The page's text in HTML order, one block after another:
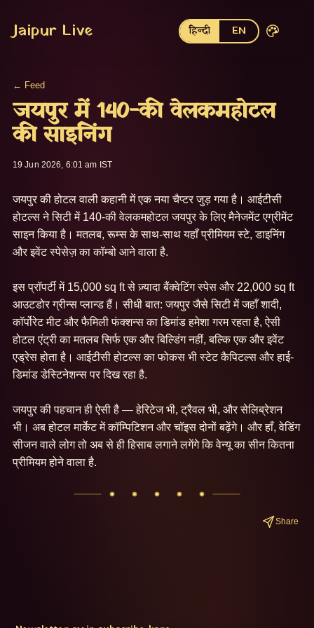
Jaipur Live हिन्दी EN
← Feed
जयपुर में 140-की वेलकमहोटल
की साइनिंग
19 Jun 2026, 6:01 am IST
जयपुर की होटल वाली कहानी में एक नया चैप्टर जुड़ गया है। आईटीसी
होटल्स ने सिटी में 140-की वेलकमहोटल जयपुर के लिए मैनेजमेंट एग्रीमेंट
साइन किया है। मतलब, रूम्स के साथ-साथ यहाँ प्रीमियम स्टे, डाइनिंग
और इवेंट स्पेसेज़ का कॉम्बो आने वाला है.
इस प्रॉपर्टी में 15,000 sq ft से ज़्यादा बैंक्वेटिंग स्पेस और 22,000 sq ft
आउटडोर ग्रीन्स प्लान्ड हैं। सीधी बात: जयपुर जैसे सिटी में जहाँ शादी,
कॉर्पोरेट मीट और फैमिली फंक्शन्स का डिमांड हमेशा गरम रहता है, ऐसी
होटल एंट्री का मतलब सिर्फ एक और बिल्डिंग नहीं, बल्कि एक और इवेंट
एड्रेस होता है। आईटीसी होटल्स का फोकस भी स्टेट कैपिटल्स और हाई-
डिमांड डेस्टिनेशन्स पर दिख रहा है.
जयपुर की पहचान ही ऐसी है — हेरिटेज भी, ट्रैवल भी, और सेलिब्रेशन
भी। अब होटल मार्केट में कॉम्पिटिशन और चॉइस दोनों बढ़ेंगे। और हाँ, वेडिंग
सीजन वाले लोग तो अब से ही हिसाब लगाने लगेंगे कि वेन्यू का सीन कितना
प्रीमियम होने वाला है.
Share